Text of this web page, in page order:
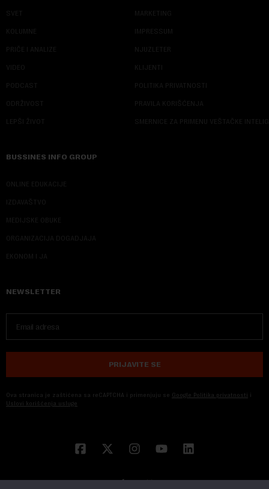
SVET
KOLUMNE
PRIČE I ANALIZE
VIDEO
PODCAST
ODRŽIVOST
LEPŠI ŽIVOT
MARKETING
IMPRESSUM
NJUZLETER
KLIJENTI
POLITIKA PRIVATNOSTI
PRAVILA KORIŠĆENJA
SMERNICE ZA PRIMENU VEŠTAČKE
BUSSINES INFO GROUP
ONLINE EDUKACIJE
IZDAVAŠTVO
MEDIJSKE OBUKE
ORGANIZACIJA DOGADJAJA
EKONOM I JA
NEWSLETTER
PRIJAVITE SE
Ova stranica je zaštićena sa reCAPTCHA i primenjuju se Google Politika privatnosti i
Uslovi korišćenja usluge